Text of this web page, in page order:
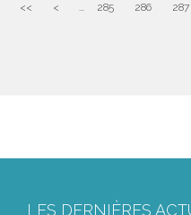
<< < ... 285 286 287
LES DERNIÈRES